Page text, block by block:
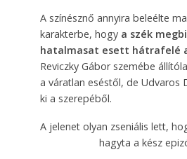
A színésznő annyira beleélte
karakterbe, hogy a szék
hatalmasat esett hátrafelé
Reviczky Gábor szemé­be
a váratlan eséstől, de Udvaros
ki a szerepéből.
A jelenet olyan zseniális lett,
hagyta a kész